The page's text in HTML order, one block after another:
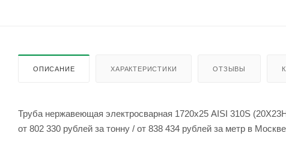
ОПИСАНИЕ ХАРАКТЕРИСТИКИ ОТЗЫВЫ
Труба нержавеющая электросварная 1720х25 AISI 310S
от 802 330 рублей за тонну / от 838 434 рублей за метр в